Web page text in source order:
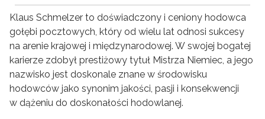
Klaus Schmelzer to doświadczony i ceniony hodowca
gołębi pocztowych, który od wielu lat odnosi sukcesy
na arenie krajowej i międzynarodowej. W swojej bogatej
karierze zdobył prestiżowy tytuł Mistrza Niemiec, a jego
nazwisko jest doskonale znane w środowisku
hodowców jako synonim jakości, pasji i konsekwencji
w dążeniu do doskonałości hodowlanej.